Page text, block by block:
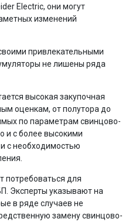
Electric, они могут
изменений
привлекательными
не лишены ряда
высокая закупочная
оценкам, от полутора до
по параметрам свинцово-
и с более высокими
с необходимостью
потребоваться для
Эксперты указывают на
в ряде случаев не
замену свинцово-